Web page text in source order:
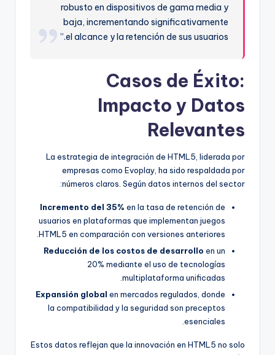
robusto en dispositivos de gama media y
baja, incrementando significativamente
el alcance y la retención de sus usuarios.”
Casos de Éxito:
Impacto y Datos
Relevantes
La estrategia de integración de HTML5, liderada por
empresas como Evoplay, ha sido respaldada por
números claros. Según datos internos del sector:
Incremento del 35% en la tasa de retención de
usuarios en plataformas que implementan juegos
HTML5 en comparación con versiones anteriores.
Reducción de los costos de desarrollo en un
20% mediante el uso de tecnologías
multiplataforma unificadas.
Expansión global en mercados regulados, donde
la compatibilidad y la seguridad son preceptos
esenciales.
Estos datos reflejan que la innovación en HTML5 no solo